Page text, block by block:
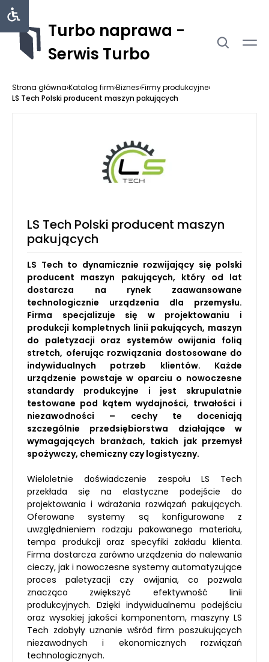
Turbo naprawa -
Serwis Turbo
Strona główna›Katalog firm›Biznes›Firmy produkcyjne›
LS Tech Polski producent maszyn pakujących
LS Tech Polski producent maszyn
pakujących
LS Tech to dynamicznie rozwijający się polski
producent maszyn pakujących, który od lat
dostarcza na rynek zaawansowane
technologicznie urządzenia dla przemysłu.
Firma specjalizuje się w projektowaniu i
produkcji kompletnych linii pakujących, maszyn
do paletyzacji oraz systemów owijania folią
stretch, oferując rozwiązania dostosowane do
indywidualnych potrzeb klientów. Każde
urządzenie powstaje w oparciu o nowoczesne
standardy produkcyjne i jest skrupulatnie
testowane pod kątem wydajności, trwałości i
niezawodności – cechy te doceniają
szczególnie przedsiębiorstwa działające w
wymagających branżach, takich jak przemysł
spożywczy, chemiczny czy logistyczny.
Wieloletnie doświadczenie zespołu LS Tech
przekłada się na elastyczne podejście do
projektowania i wdrażania rozwiązań pakujących.
Oferowane systemy są konfigurowane z
uwzględnieniem rodzaju pakowanego materiału,
tempa produkcji oraz specyfiki zakładu klienta.
Firma dostarcza zarówno urządzenia do nalewania
cieczy, jak i nowoczesne systemy automatyzujące
proces paletyzacji czy owijania, co pozwala
znacząco zwiększyć efektywność linii
produkcyjnych. Dzięki indywidualnemu podejściu
oraz wysokiej jakości komponentom, maszyny LS
Tech zdobyły uznanie wśród firm poszukujących
niezawodnych i ekonomicznych rozwiązań
technologicznych.